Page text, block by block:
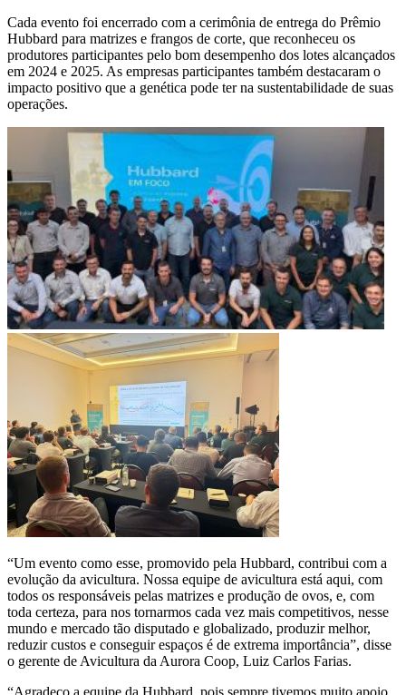
Cada evento foi encerrado com a cerimônia de entrega do Prêmio
Hubbard para matrizes e frangos de corte, que reconheceu os
produtores participantes pelo bom desempenho dos lotes alcançados
em 2024 e 2025. As empresas participantes também destacaram o
impacto positivo que a genética pode ter na sustentabilidade de suas
operações.
“Um evento como esse, promovido pela Hubbard, contribui com a
evolução da avicultura. Nossa equipe de avicultura está aqui, com
todos os responsáveis pelas matrizes e produção de ovos, e, com
toda certeza, para nos tornarmos cada vez mais competitivos, nesse
mundo e mercado tão disputado e globalizado, produzir melhor,
reduzir custos e conseguir espaços é de extrema importância”, disse
o gerente de Avicultura da Aurora Coop, Luiz Carlos Farias.
“Agradeço a equipe da Hubbard, pois sempre tivemos muito apoio